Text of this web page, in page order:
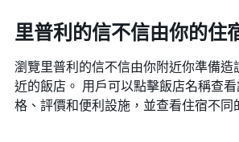
里普利的信不信由你的住
瀏覽里普利的信不信由你​附近你準備造
近的飯店。 用戶可以點擊飯店名稱查
格、評價和便利設施，並查看住宿不同